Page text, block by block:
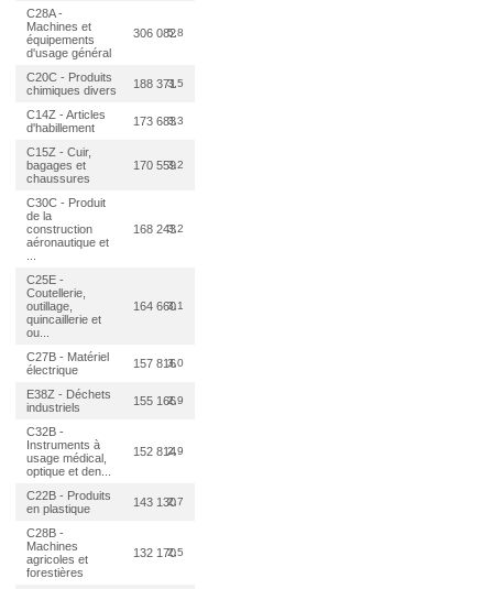
C28A -
Machines et
équipements
d'usage général
306 0825,8
C20C - Produits
chimiques divers
188 3713,5
C14Z - Articles
d'habillement
173 6833,3
C15Z - Cuir,
bagages et
chaussures
170 5593,2
C30C - Produit
de la
construction
aéronautique et
...
168 2433,2
C25E -
Coutellerie,
outillage,
quincaillerie et
ou...
164 6603,1
C27B - Matériel
électrique
157 8163,0
E38Z - Déchets
industriels
155 1662,9
C32B -
Instruments à
usage médical,
optique et den...
152 8142,9
C22B - Produits
en plastique
143 1302,7
C28B -
Machines
agricoles et
forestières
132 1702,5